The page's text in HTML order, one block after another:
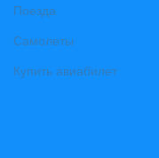
Поезда
Самолеты
Купить авиабилет